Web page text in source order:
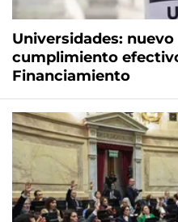
Universidades:
cumplimiento
Financiamiento